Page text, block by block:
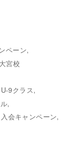
ペーン
大宮校
U-9クラス
入会キャンペーン